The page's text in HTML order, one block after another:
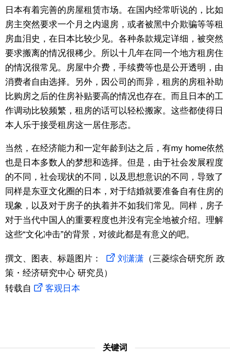
日本有着完善的房屋租赁市场。在国内经常听说的，比如
房主突然要求一个月之内退房，或者被黑中介欺骗等等租
房血泪史，在日本比较少见。各种条款规定详细，被突然
要求搬离的情况很稀少。所以十几年在同一个地方租房住
的情况很常见。房屋中介费，手续费等也是公开透明，由
消费者自由选择。另外，因公司的而异，租房的房租补助
比购房之后的住房补贴要高的情况也存在。而且日本的工
作调动比较频繁，租房的话可以轻松搬家。这些都使得日
本人乐于接受租房这一居住形态。
当然，在经济能力和一定年龄到达之后，有my home依然
也是日本多数人的梦想和选择。但是，由于社会发展程度
的不同，社会现状的不同，以及思想意识的不同，导致了
同样是东亚文化圈的日本，对于结婚就要准备自有住房的
现象，以及对于房子的执着并不如我们常见。同样，房子
对于当代中国人的重要程度也并没有完全地被介绍。理解
这些“文化冲击”的背景，对彼此都是有意义的吧。
撰文、图表、标题图片： 刘潇潇（三菱综合研究所 政
策・经济研究中心 研究员）
转载自
客观日本
关键词